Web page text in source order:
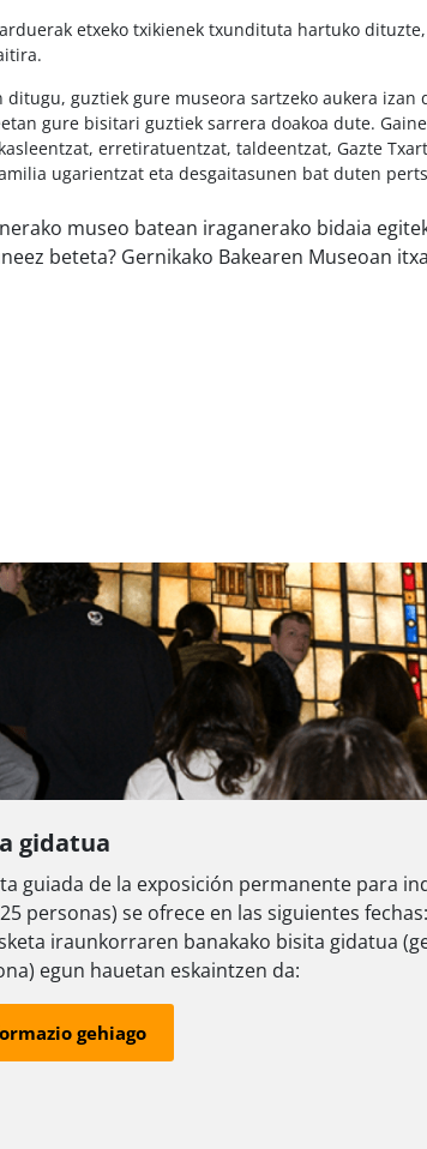
etxeko txikienek txundituta hartuko
guztiek gure museora sartzeko aukera izan
gure bisitari guztiek sarrera doakoa dute.
erretiratuentzat, taldeentzat, Gazte
ugarientzat eta desgaitasunen bat duten
museo batean iraganerako bidaia
beteta? Gernikako Bakearen Museoan
gidatua
guiada de la exposición permanente para
personas) se ofrece en las siguientes fechas:
iraunkorraren banakako bisita gidatua
egun hauetan eskaintzen da:
gehiago